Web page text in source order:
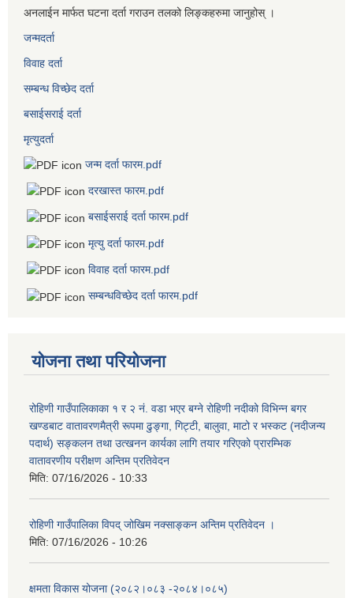
अनलाईन मार्फत घटना दर्ता गराउन तलको लिङ्कहरुमा जानुहोस् ।
जन्मदर्ता
विवाह दर्ता
सम्बन्ध विच्छेद दर्ता
बसाईसराई दर्ता
मृत्युदर्ता
जन्म दर्ता फारम.pdf
दरखास्त फारम.pdf
बसाईसराई दर्ता फारम.pdf
मृत्यु दर्ता फारम.pdf
विवाह दर्ता फारम.pdf
सम्बन्धविच्छेद दर्ता फारम.pdf
योजना तथा परियोजना
रोहिणी गाउँपालिकाका १ र २ नं. वडा भएर बग्ने रोहिणी नदीको विभिन्न बगर
खण्डबाट वातावरणमैत्री रूपमा ढुङ्गा, गिट्टी, बालुवा, माटो र भस्कट (नदीजन्य
पदार्थ) सङ्कलन तथा उत्खनन कार्यका लागि तयार गरिएको प्रारम्भिक
वातावरणीय परीक्षण अन्तिम प्रतिवेदन
मिति: 07/16/2026 - 10:33
रोहिणी गाउँपालिका विपद् जोखिम नक्साङ्कन अन्तिम प्रतिवेदन ।
मिति: 07/16/2026 - 10:26
क्षमता विकास योजना (२०८२।०८३‍ -२०८४।०८५)